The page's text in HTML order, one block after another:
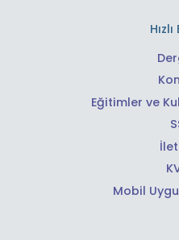
Eğitimler ve
Mobil